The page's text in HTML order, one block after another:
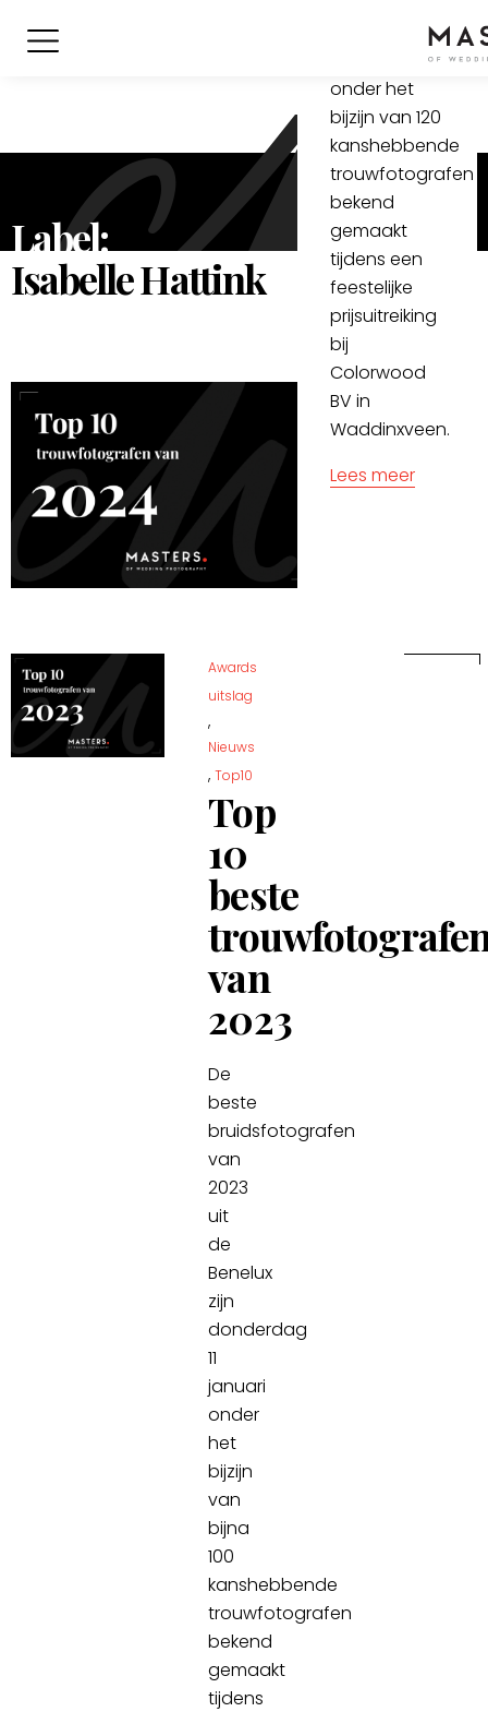
Label:
Isabelle Hattink
donderdag
onder het
bijzijn van 120
kanshebbende
trouwfotografen
bekend
gemaakt
tijdens een
feestelijke
prijsuitreiking
bij
Colorwood
BV in
Waddinxveen.
Lees meer
Awards
uitslag
,
Nieuws
,Top10
Top
10
beste
van
2023
De
beste
bruidsfotografen
van
2023
uit
de
Benelux
zijn
donderdag
11
januari
onder
het
bijzijn
van
bijna
100
kanshebbende
trouwfotografen
bekend
gemaakt
tijdens